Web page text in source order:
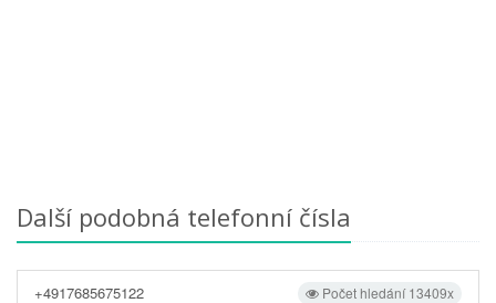
Další podobná telefonní čísla
Počet hledání 13409x
+4917685675122